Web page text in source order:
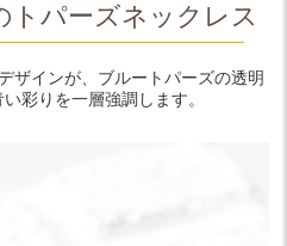
トパーズネックレス
ザインが、ブルートパーズの透明
彩りを一層強調します。